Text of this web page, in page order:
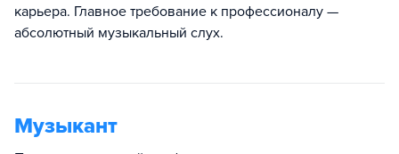
карьера. Главное требование к профессионалу —
абсолютный музыкальный слух.
Музыкант